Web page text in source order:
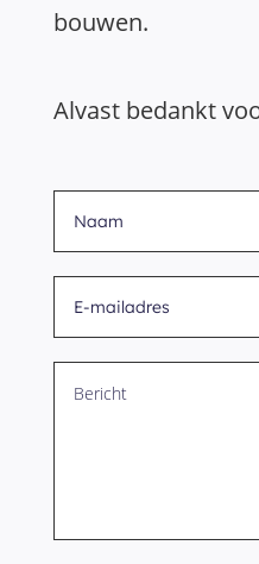
bouwen.
Alvast bedankt